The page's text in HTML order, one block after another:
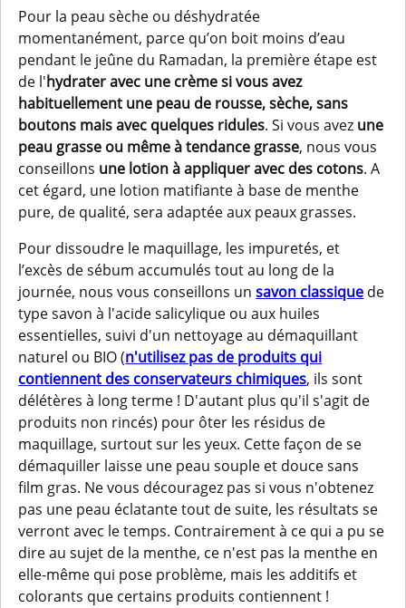
Pour la peau sèche ou déshydratée
momentanément, parce qu’on boit moins d’eau
pendant le jeûne du Ramadan, la première étape est
de l'hydrater avec une crèmesi vous avez
habituellement une peau de rousse, sèche, sans
boutons mais avec quelques ridules. Si vous avez une
peau grasse ou même à tendance grasse, nous vous
conseillons une lotion à appliquer avec des cotons. A
cet égard, une lotion matifiante à base de menthe
pure, de qualité, sera adaptée aux peaux grasses.
Pour dissoudre le maquillage, les impuretés, et
l’excès de sébum accumulés tout au long de la
journée, nous vous conseillons unsavon classique de
type savon à l'acide salicylique ou aux huiles
essentielles, suivi d'un nettoyage au démaquillant
naturel ou BIO (n'utilisez pas de produits qui
contiennent des conservateurs chimiques, ils sont
délétères à long terme ! D'autant plus qu'il s'agit de
produits non rincés) pour ôter les résidus de
maquillage, surtout sur les yeux. Cette façon de se
démaquiller laisse une peau souple et douce sans
film gras. Ne vous découragez pas si vous n'obtenez
pas une peau éclatante tout de suite, les résultats se
verront avec le temps. Contrairement à ce qui a pu se
dire au sujet de la menthe, ce n'est pas la menthe en
elle-même qui pose problème, mais les additifs et
colorants que certains produits contiennent !